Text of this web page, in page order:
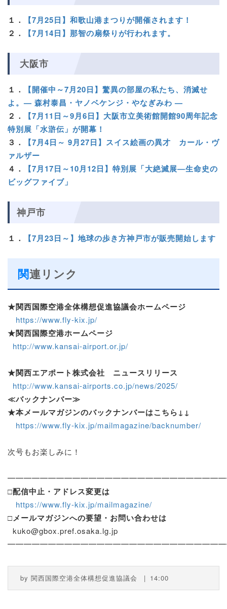
１．
【7月25日】和歌山港まつりが開催されます！
２．
【7月14日】那智の扇祭りが行われます。
大阪市
１．
【開催中～7月20日】驚異の部屋の私たち、消滅せ
よ。— 森村泰昌・ヤノベケンジ・やなぎみわ —
２．
【7月11日～9月6日】大阪市立美術館開館90周年記念
特別展「水滸伝」が開幕！
３．
【7月4日～ 9月27日】スイス絵画の異才 カール・ヴ
ァルザー
４．
【7月17日～10月12日】特別展「大絶滅展―生命史の
ビッグファイブ」
神戸市
１． 【7月23日～】地球の歩き方神戸市が販売開始します
関連リンク
★関西国際空港全体構想促進協議会ホームページ
https://www.fly-kix.jp/
★関西国際空港ホームページ
http://www.kansai-airport.or.jp/
★関西エアポート株式会社 ニュースリリース
http://www.kansai-airports.co.jp/news/2025/
≪バックナンバー≫
★本メールマガジンのバックナンバーはこちら↓↓
https://www.fly-kix.jp/mailmagazine/backnumber/
次号もお楽しみに！
□配信中止・アドレス変更は
https://www.fly-kix.jp/mailmagazine/
□メールマガジンへの要望・お問い合わせは
kuko@gbox.pref.osaka.lg.jp
by 関西国際空港全体構想促進協議会 14:00